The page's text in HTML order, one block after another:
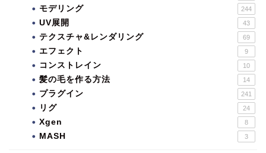
モデリング 244
UV展開 43
テクスチャ&レンダリング 69
エフェクト 9
コンストレイン 10
髪の毛を作る方法 14
プラグイン 241
リグ 24
Xgen 8
MASH 3